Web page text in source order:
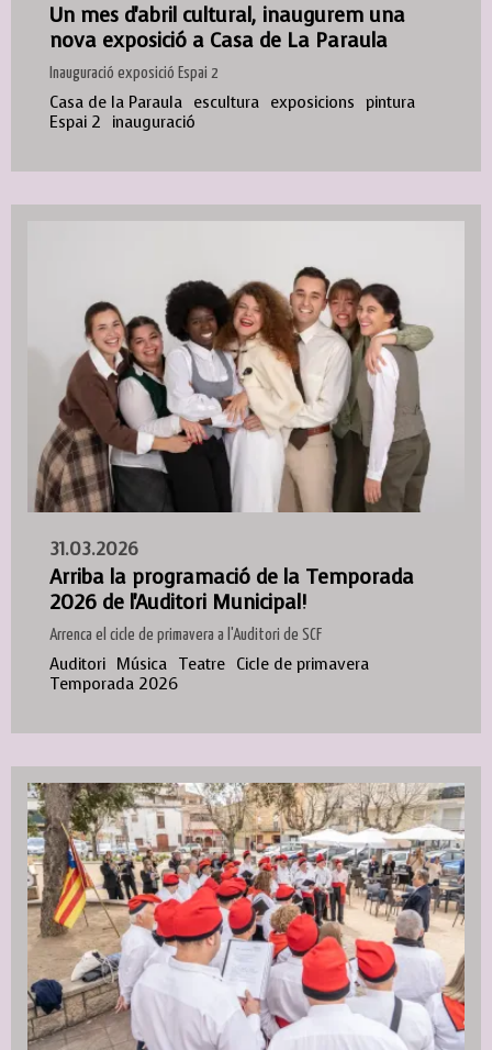
Un mes d'abril cultural, inaugurem una
nova exposició a Casa de La Paraula
Inauguració exposició Espai 2
Casa de la Paraula escultura exposicions pintura
Espai 2
inauguració
31.03.2026
Arriba la programació de la Temporada
2026 de l'Auditori Municipal!
Arrenca el cicle de primavera a l'Auditori de SCF
Auditori Música Teatre Cicle de primavera
Temporada 2026